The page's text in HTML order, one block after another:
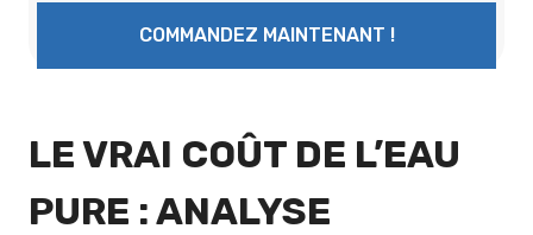
COMMANDEZ MAINTENANT !
LE VRAI COÛT DE L’EAU
PURE : ANALYSE